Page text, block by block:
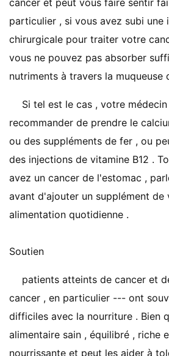
cancer et peut vous faire sentir
particulier , si vous avez subi une
chirurgicale pour traiter votre
vous ne pouvez pas absorber
nutriments à travers la muqueuse
Si tel est le cas , votre
recommander de prendre le
ou des suppléments de fer , ou
des injections de vitamine B12 .
avez un cancer de l'estomac ,
avant d'ajouter un supplément de
alimentation quotidienne .
Soutien
patients atteints de cancer et
cancer , en particulier --- ont
difficiles avec la nourriture . Bien
alimentaire sain , équilibré , riche
nourrissante et peut les aider à